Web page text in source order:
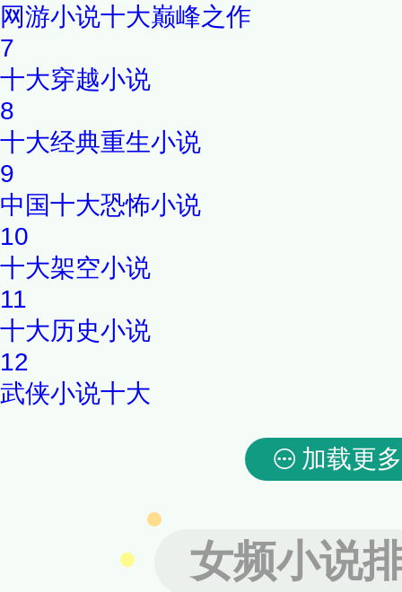
网游小说十大巅峰之作
7
十大穿越小说
8
十大经典重生小说
9
中国十大恐怖小说
10
十大架空小说
11
十大历史小说
12
武侠小说十大
加载更多
女频小说